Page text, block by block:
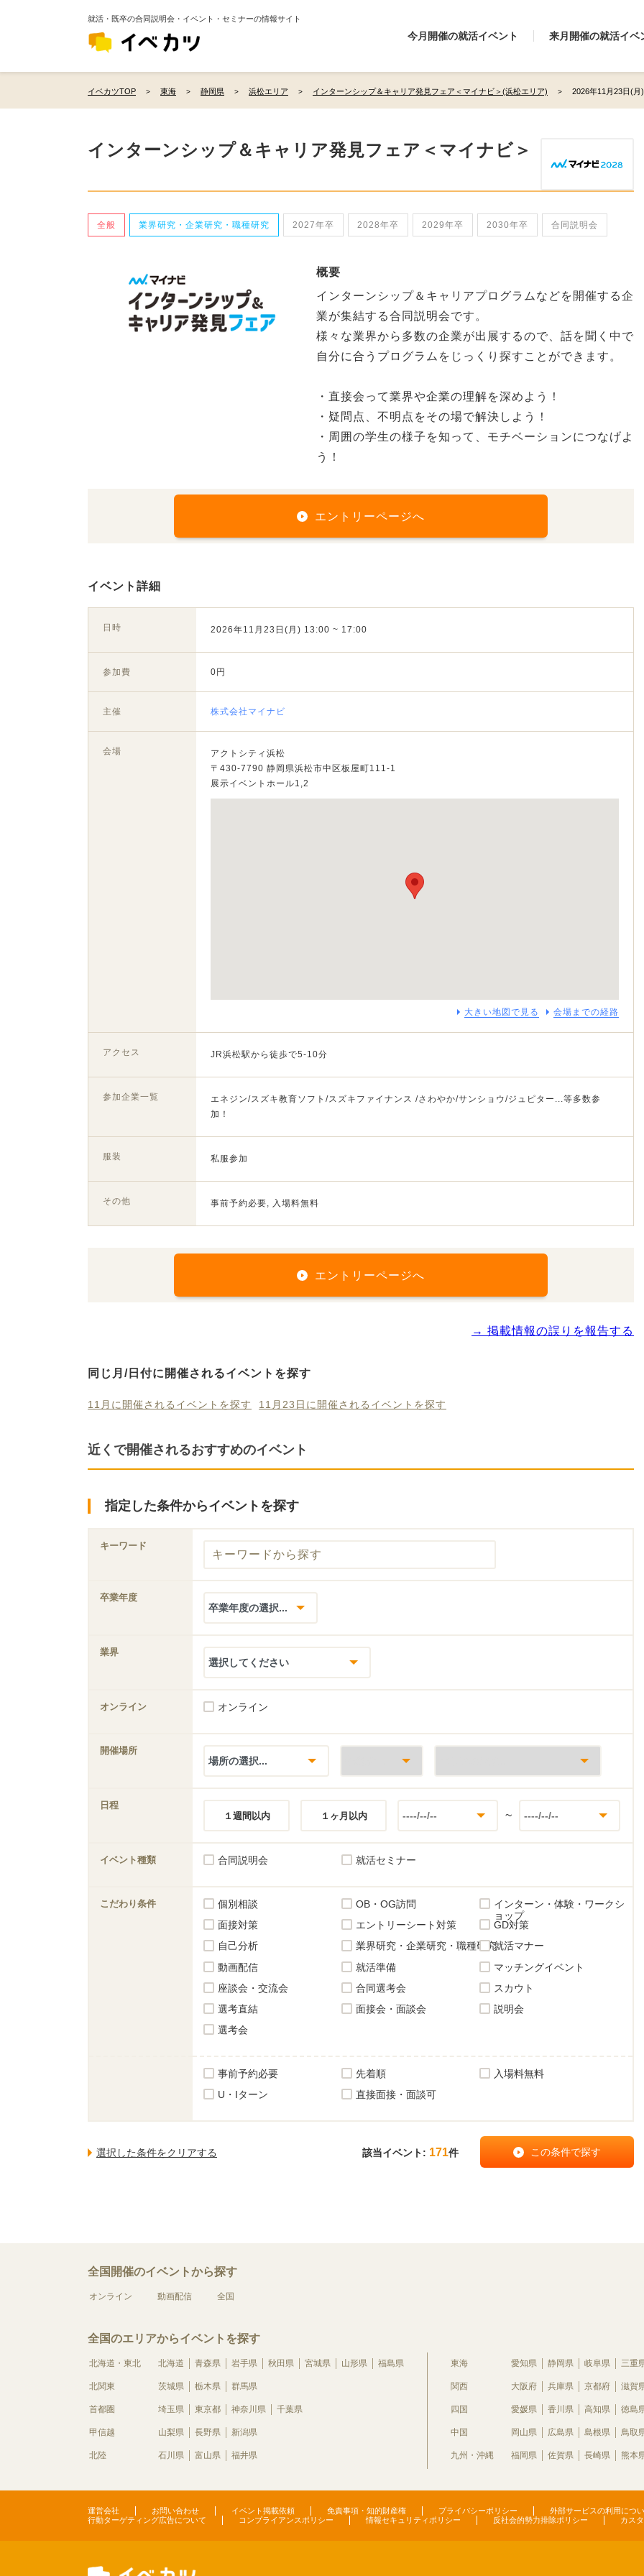
就活・既卒の合同説明会・イベント・セミナーの情報サイト
今月開催の就活イベント 来月開催の就活イベ
イベカツTOP 東海 静岡県 浜松エリア インターンシップ＆キャリア発見フェア＜マイナビ＞(浜松エリア) 2026年11月23日(
インターンシップ＆キャリア発見フェア＜マイナビ＞
全般 業界研究・企業研究・職種研究 2027年卒 2028年卒 2029年卒 2030年卒 合同説明会
概要
インターンシップ＆キャリアプログラムなどを開催する企
業が集結する合同説明会です。
様々な業界から多数の企業が出展するので、話を聞く中で
自分に合うプログラムをじっくり探すことができます。
・直接会って業界や企業の理解を深めよう！
・疑問点、不明点をその場で解決しよう！
・周囲の学生の様子を知って、モチベーションにつなげよ
う！
エントリーページへ
イベント詳細
日時 2026年11月23日(月) 13:00 ~ 17:00
参加費 0円
主催 株式会社マイナビ
会場
アクトシティ浜松
〒430-7790 静岡県浜松市中区板屋町111-1
展示イベントホール1,2
大きい地図で見る 会場までの経路
アクセス JR浜松駅から徒歩で5-10分
参加企業一覧
エネジン/スズキ教育ソフト/スズキファイナンス /さわやか/サンショウ/ジュピター...等多数参
加！
服装 私服参加
その他 事前予約必要, 入場料無料
エントリーページへ
→ 掲載情報の誤りを報告する
同じ月/日付に開催されるイベントを探す
11月に開催されるイベントを探す 11月23日に開催されるイベントを探す
近くで開催されるおすすめのイベント
指定した条件からイベントを探す
キーワード
卒業年度
業界
オンライン オンライン
開催場所
日程
１週間以内
１ヶ月以内 ~
イベント種類 合同説明会 就活セミナー
こだわり条件 個別相談 OB・OG訪問
インターン・体験・ワークシ
ョップ
面接対策
エントリーシート対策
GD対策
自己分析
業界研究・企業研究・職種研究就活マナー
動画配信
就活準備
マッチングイベント
座談会・交流会
合同選考会
スカウト
選考直結
面接会・面談会
説明会
選考会
事前予約必要 先着順
入場料無料
U・Iターン
直接面接・面談可
該当イベント: 171件
全国開催のイベントから探す
オンライン 動画配信 全国
全国のエリアからイベントを探す
北海道・東北 北海道 青森県 岩手県 秋田県 宮城県 山形県 福島県
北関東 茨城県 栃木県 群馬県
首都圏 埼玉県 東京都 神奈川県 千葉県
甲信越 山梨県 長野県 新潟県
北陸 石川県 富山県 福井県
東海 愛知県 静岡県 岐阜県 三重
関西 大阪府 兵庫県 京都府 滋賀
四国 愛媛県 香川県 高知県 徳島
中国 岡山県 広島県 島根県 鳥取
九州・沖縄 福岡県 佐賀県 長崎県 熊本
運営会社 お問い合わせ イベント掲載依頼 免責事項・知的財産権 プライバシーポリシー 外部サービスの利用につ
行動ターゲティング広告について
コンプライアンスポリシー 情報セキュリティポリシー 反社会的勢力排除ポリシー カス